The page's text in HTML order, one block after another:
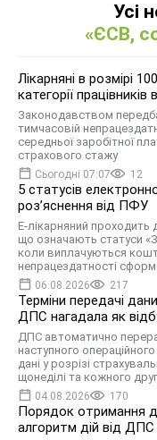
Усі
«ЄСВ,
Лікарняні в розмірі
категорії
Законодавством
тимчасовій
середньої заробітної
страхового стажу
Сьогодні 07:07 12
5 статусів
роз’яснення від ПФУ
Е-лікарняний проходить
що означають статуси
коли виплачуються
непрацездатності
06.08.2026 217
Терміни передачі
ДПС нагадала як
ДПС автоматично
наступного
дані у розрізі
щонеділі та кожного
04.08.2026 170
Порядок отримання
алгоритм дій від ДПС